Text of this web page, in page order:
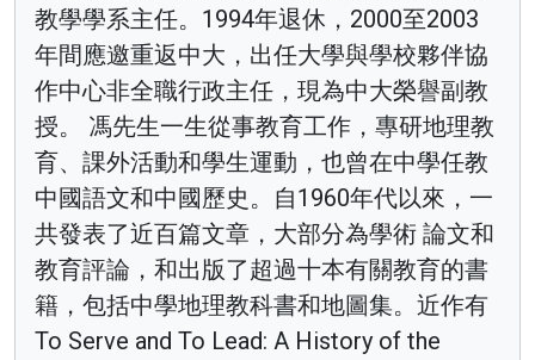
教學學系主任。1994年退休，2000至2003
年間應邀重返中大，出任大學與學校夥伴協
作中心非全職行政主任，現為中大榮譽副教
授。 馮先生一生從事教育工作，專研地理教
育、課外活動和學生運動，也曾在中學任教
中國語文和中國歷史。自1960年代以來，一
共發表了近百篇文章，大部分為學術 論文和
教育評論，和出版了超過十本有關教育的書
籍，包括中學地理教科書和地圖集。近作有
To Serve and To Lead: A History of the